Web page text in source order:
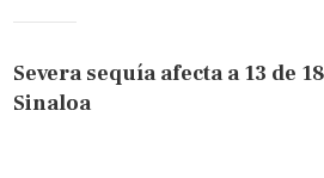
Severa sequía afecta a 13 de
Sinaloa